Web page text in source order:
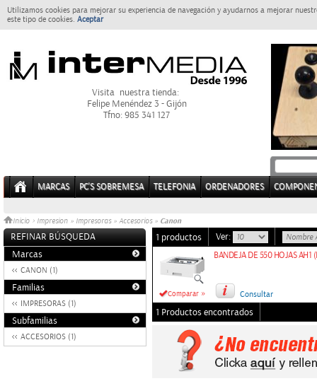
Utilizamos cookies para mejorar su experiencia de navegación y ayudarnos a mejorar
este tipo de cookies. Aceptar
Visita nuestra tienda:
Felipe Menéndez 3 - Gijón
Tfno: 985 341 127
MARCAS PC'S SOBREMESA TELEFONIA ORDENADORES
Inicio > Impresion » Impresoras » Accesorios » Canon
REFINAR BÚSQUEDA
Marcas
CANON (1)
Familias
IMPRESORAS (1)
Subfamilias
ACCESORIOS (1)
1 productos Ver:
Comparar »
BANDEJA DE 550 HOJAS AH1
Consultar
1 Productos encontrados